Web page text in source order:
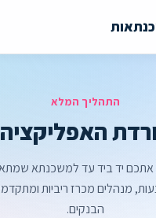
התהליך המלא
האפליקציה
אתכם יד ביד עד למשכנתא
מנהלים מכרז ריביות
הבנקים.